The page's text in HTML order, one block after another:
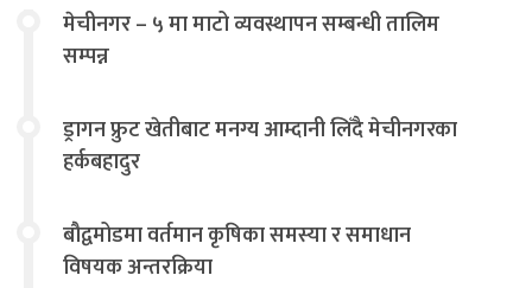
मेचीनगर – ५ मा माटो व्यवस्थापन सम्बन्धी तालिम
सम्पन्न
ड्रागन फ्रुट खेतीबाट मनग्य आम्दानी लिँदै मेचीनगरका
हर्कबहादुर
बौद्वमोडमा वर्तमान कृषिका समस्या र समाधान
विषयक अन्तरक्रिया